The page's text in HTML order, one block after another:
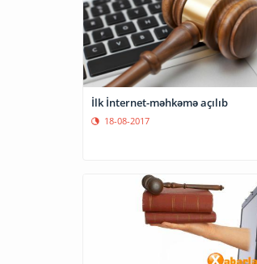
İlk İnternet-məhkəmə açılıb
18-08-2017